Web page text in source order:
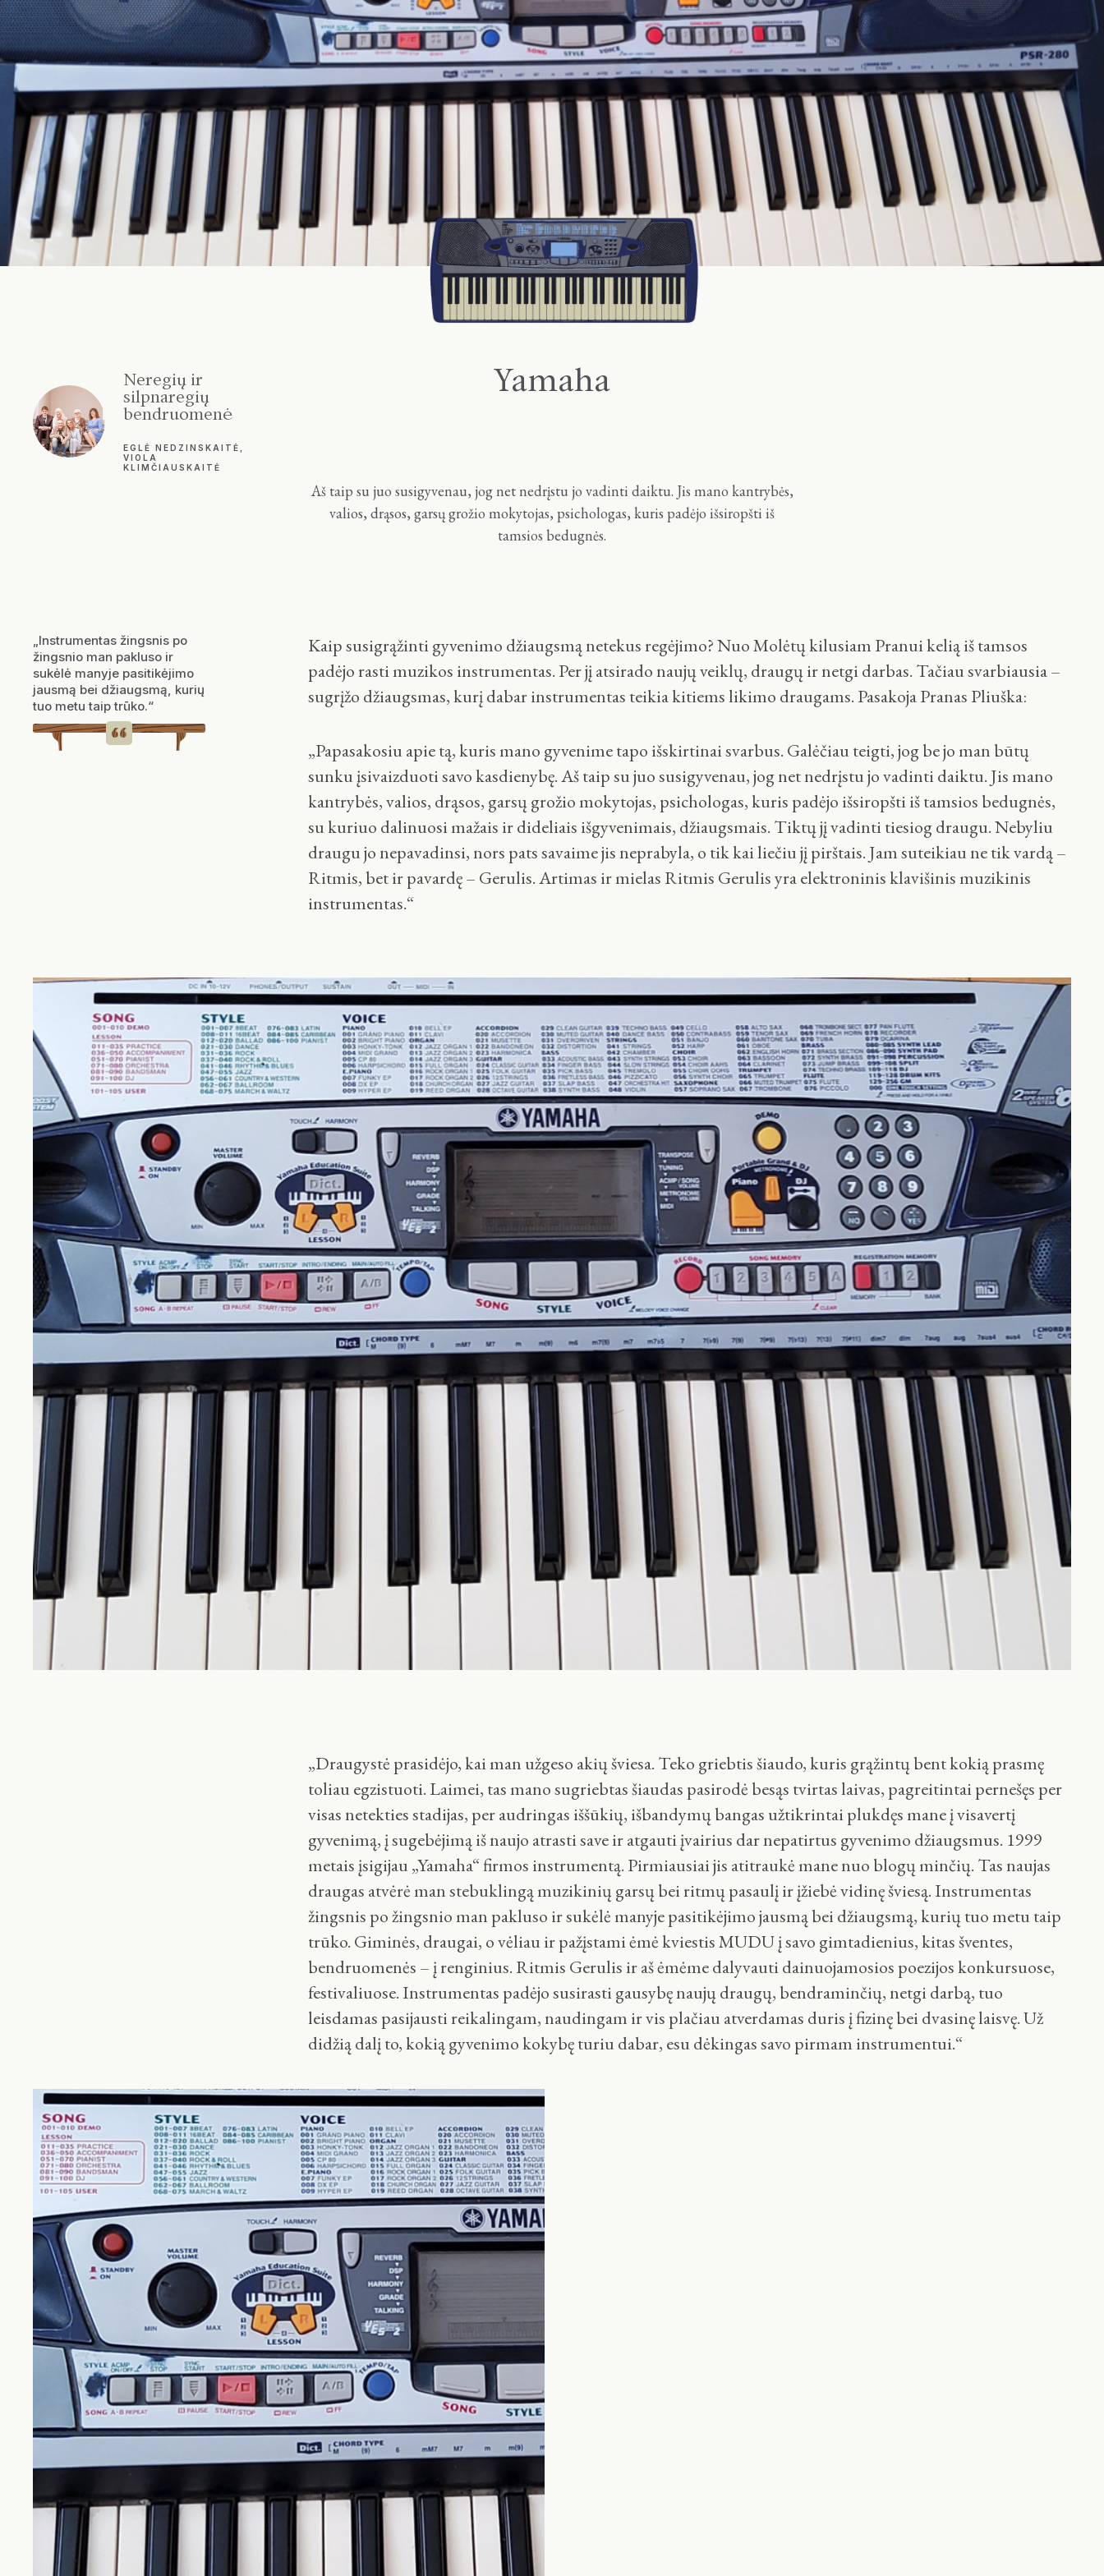
Yamaha
Neregių ir
silpnaregių
bendruomenė
EGLĖ NEDZINSKAITĖ,
VIOLA
KLIMČIAUSKAITĖ
Aš taip su juo susigyvenau, jog net nedrįstu jo vadinti daiktu. Jis mano kantrybės,
valios, drąsos, garsų grožio mokytojas, psichologas, kuris padėjo išsiropšti iš
tamsios bedugnės.
„Instrumentas žingsnis po
žingsnio man pakluso ir
sukėlė manyje pasitikėjimo
jausmą bei džiaugsmą, kurių
tuo metu taip trūko.“
Kaip susigrąžinti gyvenimo džiaugsmą netekus regėjimo? Nuo Molėtų kilusiam Pranui kelią iš tamsos
padėjo rasti muzikos instrumentas. Per jį atsirado naujų veiklų, draugų ir netgi darbas. Tačiau svarbiausia –
sugrįžo džiaugsmas, kurį dabar instrumentas teikia kitiems likimo draugams. Pasakoja Pranas Pliuška:
„Papasakosiu apie tą, kuris mano gyvenime tapo išskirtinai svarbus. Galėčiau teigti, jog be jo man būtų
sunku įsivaizduoti savo kasdienybę. Aš taip su juo susigyvenau, jog net nedrįstu jo vadinti daiktu. Jis mano
kantrybės, valios, drąsos, garsų grožio mokytojas, psichologas, kuris padėjo išsiropšti iš tamsios bedugnės,
su kuriuo dalinuosi mažais ir dideliais išgyvenimais, džiaugsmais. Tiktų jį vadinti tiesiog draugu. Nebyliu
draugu jo nepavadinsi, nors pats savaime jis neprabyla, o tik kai liečiu jį pirštais. Jam suteikiau ne tik vardą –
Ritmis, bet ir pavardę – Gerulis. Artimas ir mielas Ritmis Gerulis yra elektroninis klavišinis muzikinis
instrumentas.“
„Draugystė prasidėjo, kai man užgeso akių šviesa. Teko griebtis šiaudo, kuris grąžintų bent kokią prasmę
toliau egzistuoti. Laimei, tas mano sugriebtas šiaudas pasirodė besąs tvirtas laivas, pagreitintai pernešęs per
visas netekties stadijas, per audringas iššūkių, išbandymų bangas užtikrintai plukdęs mane į visavertį
gyvenimą, į sugebėjimą iš naujo atrasti save ir atgauti įvairius dar nepatirtus gyvenimo džiaugsmus. 1999
metais įsigijau „Yamaha“ firmos instrumentą. Pirmiausiai jis atitraukė mane nuo blogų minčių. Tas naujas
draugas atvėrė man stebuklingą muzikinių garsų bei ritmų pasaulį ir įžiebė vidinę šviesą. Instrumentas
žingsnis po žingsnio man pakluso ir sukėlė manyje pasitikėjimo jausmą bei džiaugsmą, kurių tuo metu taip
trūko. Giminės, draugai, o vėliau ir pažįstami ėmė kviestis MUDU į savo gimtadienius, kitas šventes,
bendruomenės – į renginius. Ritmis Gerulis ir aš ėmėme dalyvauti dainuojamosios poezijos konkursuose,
festivaliuose. Instrumentas padėjo susirasti gausybę naujų draugų, bendraminčių, netgi darbą, tuo
leisdamas pasijausti reikalingam, naudingam ir vis plačiau atverdamas duris į fizinę bei dvasinę laisvę. Už
didžią dalį to, kokią gyvenimo kokybę turiu dabar, esu dėkingas savo pirmam instrumentui.“